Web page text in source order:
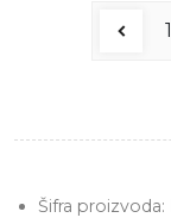
Šifra proizvoda: